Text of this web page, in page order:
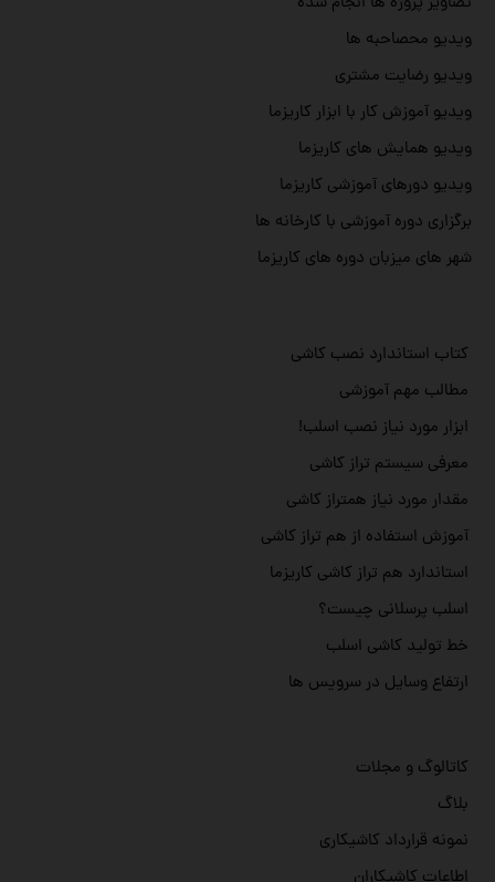
ویدیو محصاحبه ها
ویدیو رضایت مشتری
ویدیو آموزش کار با ابزار کاریزما
ویدیو همایش های کاریزما
ویدیو دورهای آموزشی کاریزما
برگزاری دوره آموزشی با کارخانه ها
شهر های میزبان دوره های کاریزما
کاتالوگ و مجلات
بلاگ
نمونه قرارداد کاشیکاری
کتاب استاندارد نصب کاشی
مطالب مهم آموزشی
ابزار مورد نیاز نصب اسلب!
معرفی سیستم تراز کاشی
مقدار مورد نیاز همتراز کاشی
آموزش استفاده از هم تراز کاشی
استاندارد هم تراز کاشی کاریزما
اسلب پرسلانی چیست؟
خط تولید کاشی اسلب
ارتفاع وسایل در سرویس ها